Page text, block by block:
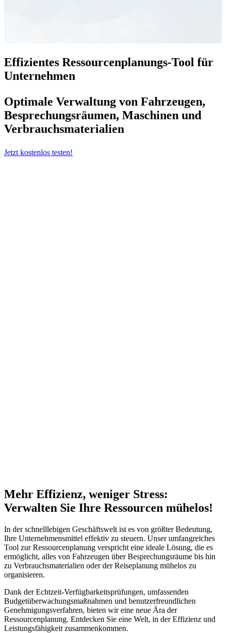
Effizientes Ressourcenplanungs-Tool für
Unternehmen
Optimale Verwaltung von Fahrzeugen,
Besprechungsräumen, Maschinen und
Verbrauchsmaterialien
Jetzt kostenlos testen!
Mehr Effizienz, weniger Stress:
Verwalten Sie Ihre Ressourcen mühelos!
In der schnelllebigen Geschäftswelt ist es von größter Bedeutung,
Ihre Unternehmensmittel effektiv zu steuern. Unser umfangreiches
Tool zur Ressourcenplanung verspricht eine ideale Lösung, die es
ermöglicht, alles von Fahrzeugen über Besprechungsräume bis hin
zu Verbrauchsmaterialien oder der Reiseplanung mühelos zu
organisieren.
Dank der Echtzeit-Verfügbarkeitsprüfungen, umfassenden
Budgetüberwachungsmaßnahmen und benutzerfreundlichen
Genehmigungsverfahren, bieten wir eine neue Ära der
Ressourcenplanung. Entdecken Sie eine Welt, in der Effizienz und
Leistungsfähigkeit zusammenkommen.